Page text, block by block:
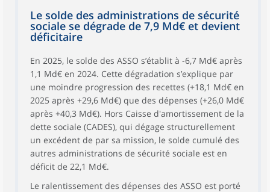
Le solde des administrations de sécurité
sociale se dégrade de 7,9 Md€ et devient
déficitaire
En 2025, le solde des ASSO s’établit à -6,7 Md€ après
1,1 Md€ en 2024. Cette dégradation s’explique par
une moindre progression des recettes (+18,1 Md€ en
2025 après +29,6 Md€) que des dépenses (+26,0 Md€
après +40,3 Md€). Hors Caisse d'amortissement de la
dette sociale (CADES), qui dégage structurellement
un excédent de par sa mission, le solde cumulé des
autres administrations de sécurité sociale est en
déficit de 22,1 Md€.
Le ralentissement des dépenses des ASSO est porté